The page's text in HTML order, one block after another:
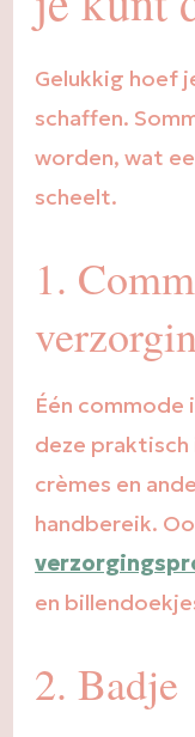
Gelukkig hoef
schaffen.
worden, wat
scheelt.
1.
Één commode
deze
crèmes en
handbereik.
en
2. Badje